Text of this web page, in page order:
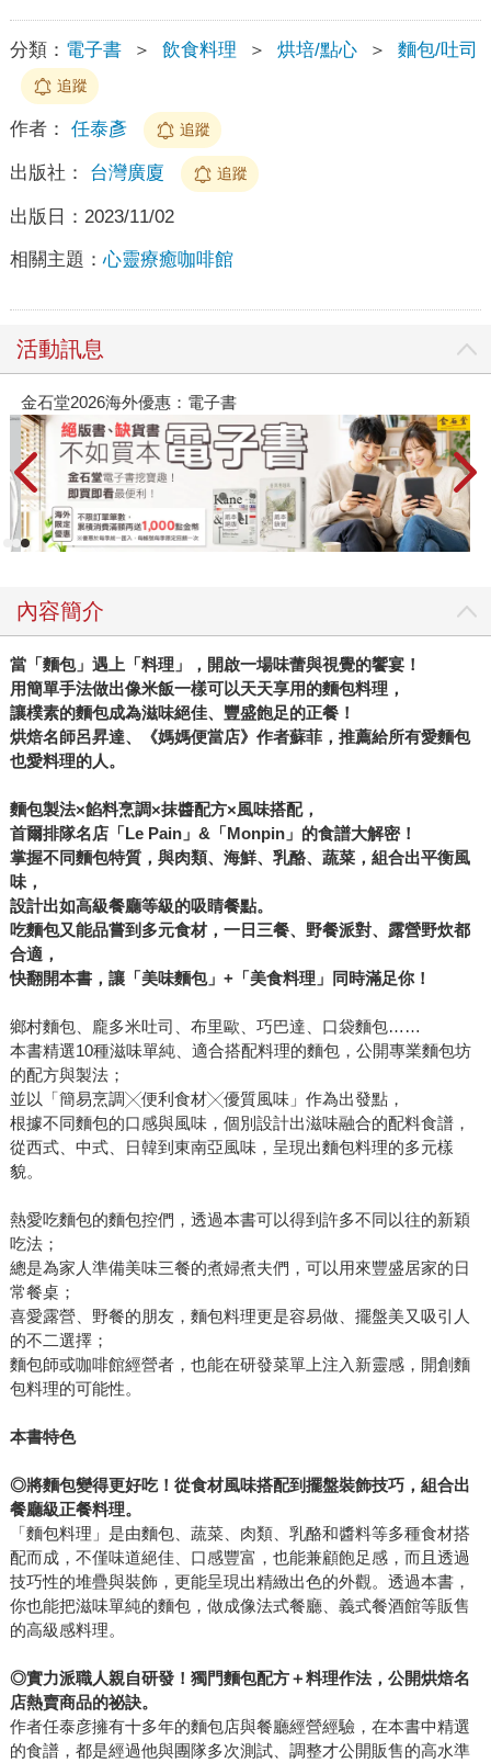
分類： 電子書 ＞ 飲食料理 ＞ 烘培/點心 ＞ 麵包/吐司
追蹤
作者： 任泰彥 追蹤
出版社： 台灣廣廈 追蹤
出版日： 2023/11/02
相關主題：心靈療癒咖啡館
活動訊息
金石堂2026海外優惠：電子書
內容簡介
當「麵包」遇上「料理」，開啟一場味蕾與視覺的饗宴！
用簡單手法做出像米飯一樣可以天天享用的麵包料理，
讓樸素的麵包成為滋味絕佳、豐盛飽足的正餐！
烘焙名師呂昇達、《媽媽便當店》作者蘇菲，推薦給所有愛麵包
也愛料理的人。
麵包製法×餡料烹調×抹醬配方×風味搭配，
首爾排隊名店「Le Pain」&「Monpin」的食譜大解密！
掌握不同麵包特質，與肉類、海鮮、乳酪、蔬菜，組合出平衡風
味，
設計出如高級餐廳等級的吸睛餐點。
吃麵包又能品嘗到多元食材，一日三餐、野餐派對、露營野炊都
合適，
快翻開本書，讓「美味麵包」+「美食料理」同時滿足你！
鄉村麵包、龐多米吐司、布里歐、巧巴達、口袋麵包……
本書精選10種滋味單純、適合搭配料理的麵包，公開專業麵包坊
的配方與製法；
並以「簡易烹調╳便利食材╳優質風味」作為出發點，
根據不同麵包的口感與風味，個別設計出滋味融合的配料食譜，
從西式、中式、日韓到東南亞風味，呈現出麵包料理的多元樣
貌。
熱愛吃麵包的麵包控們，透過本書可以得到許多不同以往的新穎
吃法；
總是為家人準備美味三餐的煮婦煮夫們，可以用來豐盛居家的日
常餐桌；
喜愛露營、野餐的朋友，麵包料理更是容易做、擺盤美又吸引人
的不二選擇；
麵包師或咖啡館經營者，也能在研發菜單上注入新靈感，開創麵
包料理的可能性。
本書特色
◎將麵包變得更好吃！從食材風味搭配到擺盤裝飾技巧，組合出
餐廳級正餐料理。
「麵包料理」是由麵包、蔬菜、肉類、乳酪和醬料等多種食材搭
配而成，不僅味道絕佳、口感豐富，也能兼顧飽足感，而且透過
技巧性的堆疊與裝飾，更能呈現出精緻出色的外觀。透過本書，
你也能把滋味單純的麵包，做成像法式餐廳、義式餐酒館等販售
的高級感料理。
◎實力派職人親自研發！獨門麵包配方＋料理作法，公開烘焙名
店熱賣商品的祕訣。
作者任泰彦擁有十多年的麵包店與餐廳經營經驗，在本書中精選
的食譜，都是經過他與團隊多次測試、調整才公開販售的高水準